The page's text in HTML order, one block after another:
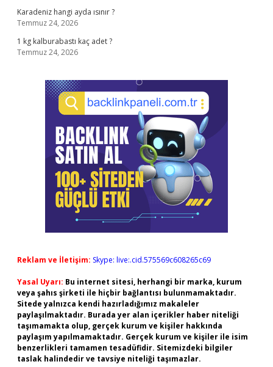
Karadeniz hangi ayda ısınır ?
Temmuz 24, 2026
1 kg kalburabastı kaç adet ?
Temmuz 24, 2026
Reklam ve İletişim: Skype: live:.cid.575569c608265c69
Yasal Uyarı: Bu internet sitesi, herhangi bir marka, kurum
veya şahıs şirketi ile hiçbir bağlantısı bulunmamaktadır.
Sitede yalnızca kendi hazırladığımız makaleler
paylaşılmaktadır. Burada yer alan içerikler haber niteliği
taşımamakta olup, gerçek kurum ve kişiler hakkında
paylaşım yapılmamaktadır. Gerçek kurum ve kişiler ile isim
benzerlikleri tamamen tesadüfidir. Sitemizdeki bilgiler
taslak halindedir ve tavsiye niteliği taşımazlar.